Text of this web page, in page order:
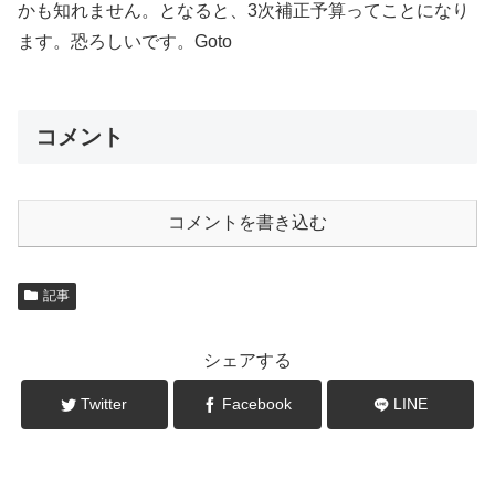
かも知れません。となると、3次補正予算ってことになり
ます。恐ろしいです。Goto
コメント
コメントを書き込む
記事
シェアする
Twitter Facebook LINE